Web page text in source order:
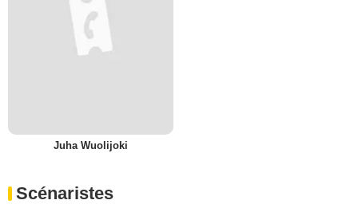
Juha Wuolijoki
Scénaristes